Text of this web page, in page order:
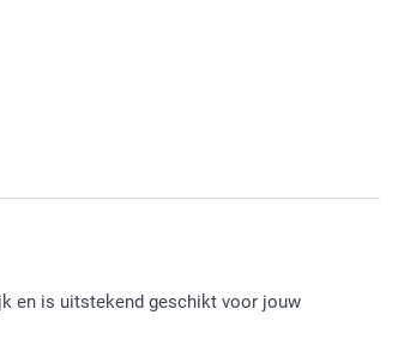
en is uitstekend geschikt voor jouw